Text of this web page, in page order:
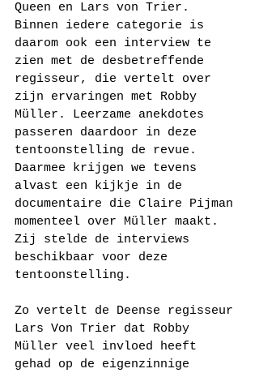
Queen en Lars von Trier.
Binnen iedere categorie is
daarom ook een interview te
zien met de desbetreffende
regisseur, die vertelt over
zijn ervaringen met Robby
Müller. Leerzame anekdotes
passeren daardoor in deze
tentoonstelling de revue.
Daarmee krijgen we tevens
alvast een kijkje in de
documentaire die Claire Pijman
momenteel over Müller maakt.
Zij stelde de interviews
beschikbaar voor deze
tentoonstelling.
Zo vertelt de Deense regisseur
Lars Von Trier dat Robby
Müller veel invloed heeft
gehad op de eigenzinnige